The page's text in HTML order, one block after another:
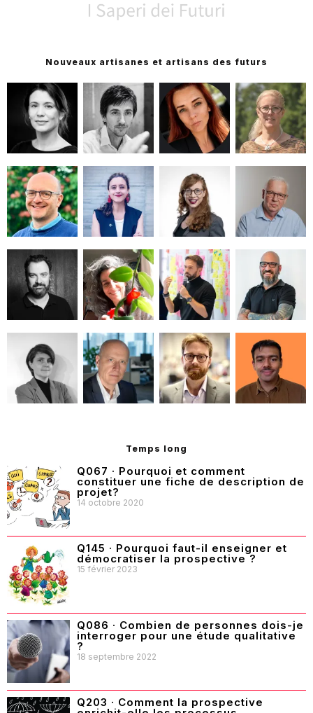
Nouveaux artisanes et artisans des futurs
Temps long
Q067 · Pourquoi et comment
constituer une fiche de description de
projet?
14 octobre 2020
Q145 · Pourquoi faut-il enseigner et
démocratiser la prospective ?
15 février 2023
Q086 · Combien de personnes dois-je
interroger pour une étude qualitative
?
18 septembre 2022
Q203 · Comment la prospective